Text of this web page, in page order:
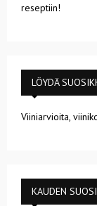
reseptiin!
LÖYDÄ
Viiniarvioita,
KAUDEN